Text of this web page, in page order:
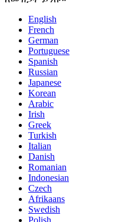
English
French
German
Portuguese
Spanish
Russian
Japanese
Korean
Arabic
Irish
Greek
Turkish
Italian
Danish
Romanian
Indonesian
Czech
Afrikaans
Swedish